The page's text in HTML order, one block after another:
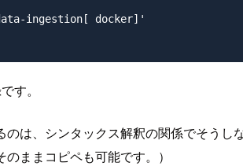
ingestion[ docker]'
す。
のは、シンタックス解釈の関係でそう
ままコピペも可能です。）